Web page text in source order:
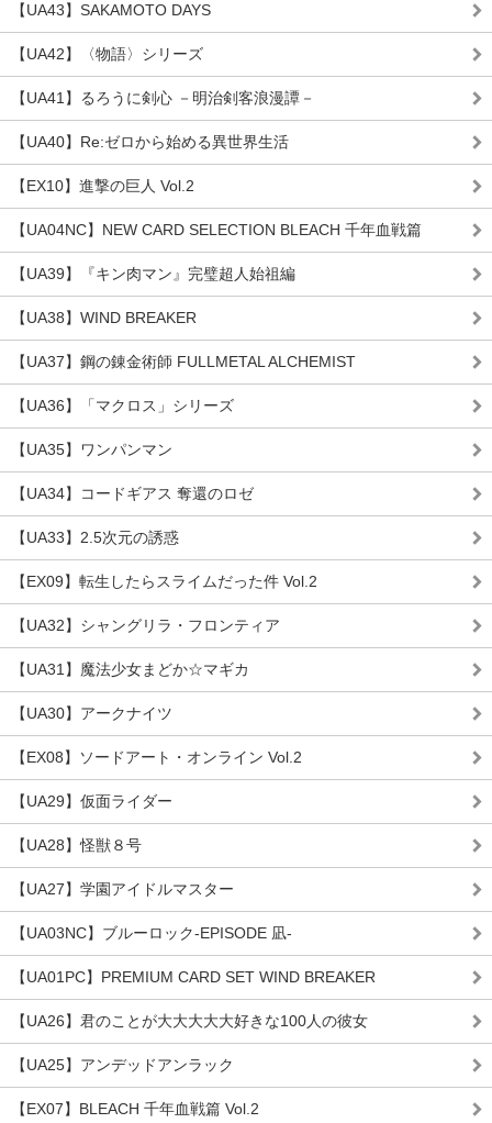
【UA43】SAKAMOTO DAYS
【UA42】〈物語〉シリーズ
【UA41】るろうに剣心 －明治剣客浪漫譚－
【UA40】Re:ゼロから始める異世界生活
【EX10】進撃の巨人 Vol.2
【UA04NC】NEW CARD SELECTION BLEACH 千年血戦篇
【UA39】『キン肉マン』完璧超人始祖編
【UA38】WIND BREAKER
【UA37】鋼の錬金術師 FULLMETAL ALCHEMIST
【UA36】「マクロス」シリーズ
【UA35】ワンパンマン
【UA34】コードギアス 奪還のロゼ
【UA33】2.5次元の誘惑
【EX09】転生したらスライムだった件 Vol.2
【UA32】シャングリラ・フロンティア
【UA31】魔法少女まどか☆マギカ
【UA30】アークナイツ
【EX08】ソードアート・オンライン Vol.2
【UA29】仮面ライダー
【UA28】怪獣８号
【UA27】学園アイドルマスター
【UA03NC】ブルーロック-EPISODE 凪-
【UA01PC】PREMIUM CARD SET WIND BREAKER
【UA26】君のことが大大大大大好きな100人の彼女
【UA25】アンデッドアンラック
【EX07】BLEACH 千年血戦篇 Vol.2